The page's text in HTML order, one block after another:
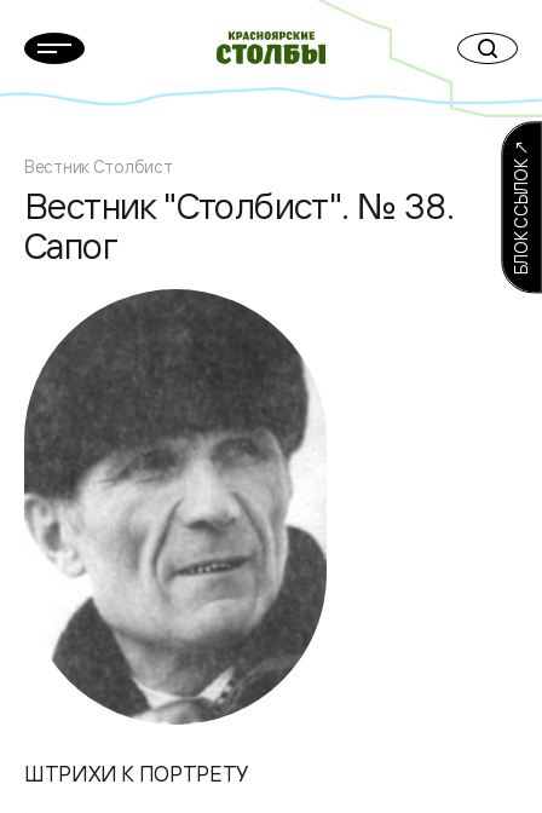
Вестник Столбист
Вестник "Столбист". № 38.
Сапог
ШТРИХИ К ПОРТРЕТУ
БЛОК ССЫЛОК ↗